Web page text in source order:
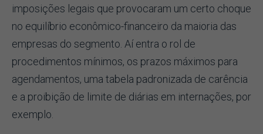
imposições legais que provocaram um certo choque
no equilíbrio econômico-financeiro da maioria das
empresas do segmento. Aí entra o rol de
procedimentos mínimos, os prazos máximos para
agendamentos, uma tabela padronizada de carência
e a proibição de limite de diárias em internações, por
exemplo.